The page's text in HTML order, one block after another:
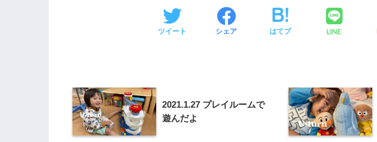
ツイート シェア はてブ LINE
2021.1.27 プレイルームで
遊んだよ